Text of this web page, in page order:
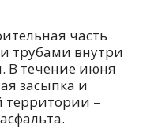
часть
трубами внутри
В течение июня
засыпка и
территории –